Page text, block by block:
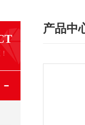
产品中